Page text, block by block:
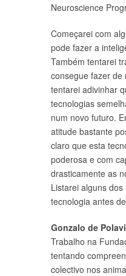
Neuroscience
Começarei com
pode fazer a
Também tentarei
consegue fazer de
tentarei adivinhar
tecnologias
num novo futuro.
atitude bastante
claro que esta
poderosa e com
drasticamente as
Listarei alguns
tecnologia antes
Gonzalo de
Trabalho na
tentando
colectivo nos